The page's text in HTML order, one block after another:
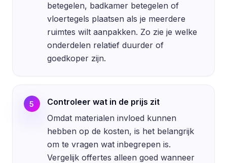
betegelen, badkamer betegelen of
vloertegels plaatsen als je meerdere
ruimtes wilt aanpakken. Zo zie je welke
onderdelen relatief duurder of
goedkoper zijn.
5
Controleer wat in de prijs zit
Omdat materialen invloed kunnen
hebben op de kosten, is het belangrijk
om te vragen wat inbegrepen is.
Vergelijk offertes alleen goed wanneer